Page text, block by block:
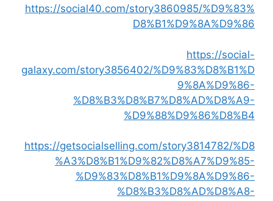
https://social40.com/story3860985/%D9%83%
D8%B1%D9%8A%D9%86
https://social-
galaxy.com/story3856402/%D9%83%D8%B1%D
9%8A%D9%86-
%D8%B3%D8%B7%D8%AD%D8%A9-
%D9%88%D9%86%D8%B4
https://getsocialselling.com/story3814782/%D8
%A3%D8%B1%D9%82%D8%A7%D9%85-
%D9%83%D8%B1%D9%8A%D9%86-
%D8%B3%D8%AD%D8%A8-